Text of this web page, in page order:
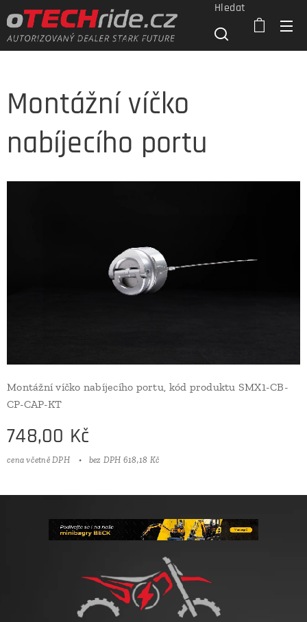
Hledat
Montážní víčko
nabíjecího portu
Montážní víčko nabíjecího portu, kód produktu SMX1-CB-
CP-CAP-KT
748,00 Kč
cena včetně DPH bez DPH 618,18 Kč